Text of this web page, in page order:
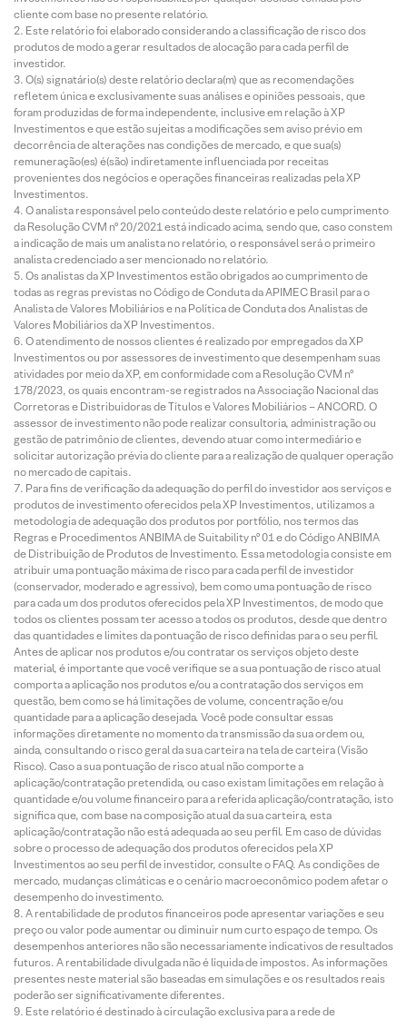
cliente com base no presente relatório.
Este relatório foi elaborado considerando a classificação de risco dos
produtos de modo a gerar resultados de alocação para cada perfil de
investidor.
O(s) signatário(s) deste relatório declara(m) que as recomendações
refletem única e exclusivamente suas análises e opiniões pessoais, que
foram produzidas de forma independente, inclusive em relação à XP
Investimentos e que estão sujeitas a modificações sem aviso prévio em
decorrência de alterações nas condições de mercado, e que sua(s)
remuneração(es) é(são) indiretamente influenciada por receitas
provenientes dos negócios e operações financeiras realizadas pela XP
Investimentos.
O analista responsável pelo conteúdo deste relatório e pelo cumprimento
da Resolução CVM nº 20/2021 está indicado acima, sendo que, caso constem
a indicação de mais um analista no relatório, o responsável será o primeiro
analista credenciado a ser mencionado no relatório.
Os analistas da XP Investimentos estão obrigados ao cumprimento de
todas as regras previstas no Código de Conduta da APIMEC Brasil para o
Analista de Valores Mobiliários e na Política de Conduta dos Analistas de
Valores Mobiliários da XP Investimentos.
O atendimento de nossos clientes é realizado por empregados da XP
Investimentos ou por assessores de investimento que desempenham suas
atividades por meio da XP, em conformidade com a Resolução CVM nº
178/2023, os quais encontram-se registrados na Associação Nacional das
Corretoras e Distribuidoras de Títulos e Valores Mobiliários – ANCORD. O
assessor de investimento não pode realizar consultoria, administração ou
gestão de patrimônio de clientes, devendo atuar como intermediário e
solicitar autorização prévia do cliente para a realização de qualquer operação
no mercado de capitais.
Para fins de verificação da adequação do perfil do investidor aos serviços e
produtos de investimento oferecidos pela XP Investimentos, utilizamos a
metodologia de adequação dos produtos por portfólio, nos termos das
Regras e Procedimentos ANBIMA de Suitability nº 01 e do Código ANBIMA
de Distribuição de Produtos de Investimento. Essa metodologia consiste em
atribuir uma pontuação máxima de risco para cada perfil de investidor
(conservador, moderado e agressivo), bem como uma pontuação de risco
para cada um dos produtos oferecidos pela XP Investimentos, de modo que
todos os clientes possam ter acesso a todos os produtos, desde que dentro
das quantidades e limites da pontuação de risco definidas para o seu perfil.
Antes de aplicar nos produtos e/ou contratar os serviços objeto deste
material, é importante que você verifique se a sua pontuação de risco atual
comporta a aplicação nos produtos e/ou a contratação dos serviços em
questão, bem como se há limitações de volume, concentração e/ou
quantidade para a aplicação desejada. Você pode consultar essas
informações diretamente no momento da transmissão da sua ordem ou,
ainda, consultando o risco geral da sua carteira na tela de carteira (Visão
Risco). Caso a sua pontuação de risco atual não comporte a
aplicação/contratação pretendida, ou caso existam limitações em relação à
quantidade e/ou volume financeiro para a referida aplicação/contratação, isto
significa que, com base na composição atual da sua carteira, esta
aplicação/contratação não está adequada ao seu perfil. Em caso de dúvidas
sobre o processo de adequação dos produtos oferecidos pela XP
Investimentos ao seu perfil de investidor, consulte o FAQ. As condições de
mercado, mudanças climáticas e o cenário macroeconômico podem afetar o
desempenho do investimento.
A rentabilidade de produtos financeiros pode apresentar variações e seu
preço ou valor pode aumentar ou diminuir num curto espaço de tempo. Os
desempenhos anteriores não são necessariamente indicativos de resultados
futuros. A rentabilidade divulgada não é líquida de impostos. As informações
presentes neste material são baseadas em simulações e os resultados reais
poderão ser significativamente diferentes.
Este relatório é destinado à circulação exclusiva para a rede de